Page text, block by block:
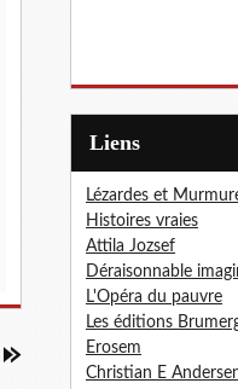
Liens
Lézardes et
Histoires vraies
Attila Jozsef
Déraisonnable
L'Opéra du pauvre
Les éditions
Erosem
Christian E